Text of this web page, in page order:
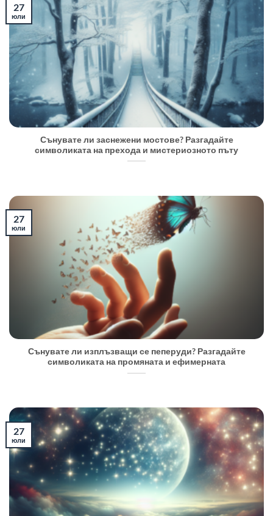
Сънувате ли заснежени мостове? Разгадайте
символиката на прехода и мистериозното пъту
27
юли
Сънувате ли изплъзващи се пеперуди? Разгадайте
символиката на промяната и ефимерната
27
юли
27
юли